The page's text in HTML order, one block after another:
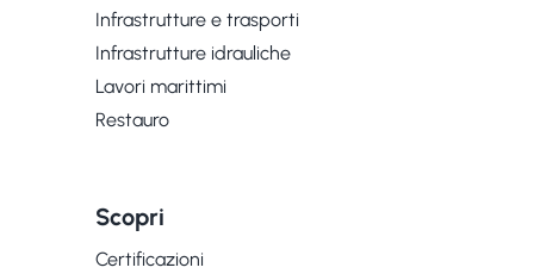
Infrastrutture e trasporti
Infrastrutture idrauliche
Lavori marittimi
Restauro
Scopri
Certificazioni